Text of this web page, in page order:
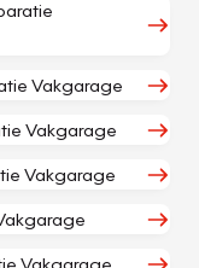
Vakgarage
Vakgarage
Vakgarage
Vakgarage